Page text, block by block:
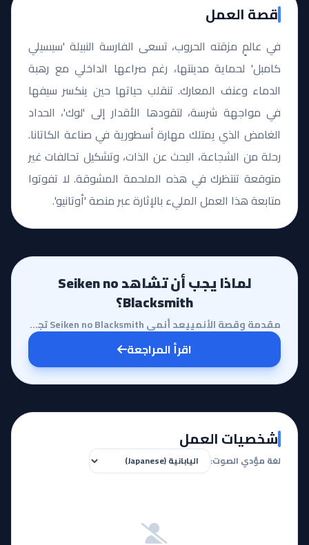
قصة العمل
في عالمٍ مزقته الحروب، تسعى الفارسة النبيلة 'سيسيلي
كامبل' لحماية مدينتها، رغم صراعها الداخلي مع رهبة
الدماء وعنف المعارك. تنقلب حياتها حين ينكسر سيفها
في مواجهة شرسة، لتقودها الأقدار إلى 'لوك'، الحداد
الغامض الذي يمتلك مهارة أسطورية في صناعة الكاتانا.
رحلة من الشجاعة، البحث عن الذات، وتشكيل تحالفات غير
متوقعة تنتظرك في هذه الملحمة المشوقة. لا تفوتوا
متابعة هذا العمل المليء بالإثارة عبر منصة 'أوتانيو'.
لماذا يجب أن تشاهد Seiken no
Blacksmith؟
مقدمة وقصة الأنمييعد أنمي Seiken no Blacksmith تجربة فريدة تجمع بين الفانتازيا الملحمية والدراما الإ...
اقرأ المراجعة
شخصيات العمل
لغة مؤدي الصوت: